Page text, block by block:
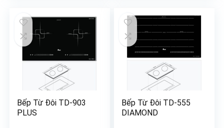
Bếp Từ Đôi TD-903
PLUS
Bếp Từ Đôi TD-555
DIAMOND